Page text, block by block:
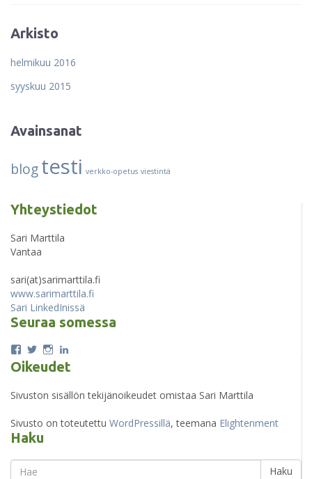
Arkisto
helmikuu 2016
syyskuu 2015
Avainsanat
blogtesti verkko-opetus viestintä
Yhteystiedot
Sari Marttila
Vantaa
sari(at)sarimarttila.fi
www.sarimarttila.fi
Sari LinkedInissä
Seuraa somessa
Näytä
sari.ojala.758:n
profiili
palvelussa
Näytä
Sari_Marttila:n
profiili
palvelussa
Näytä
sarinka80:n
profiili
palvelussa
profiili
palvelussa
Oikeudet
Sivuston sisällön tekijänoikeudet omistaa Sari Marttila
Sivusto on toteutettu WordPressillä, teemana Elightenment
Haku
Search
Haku